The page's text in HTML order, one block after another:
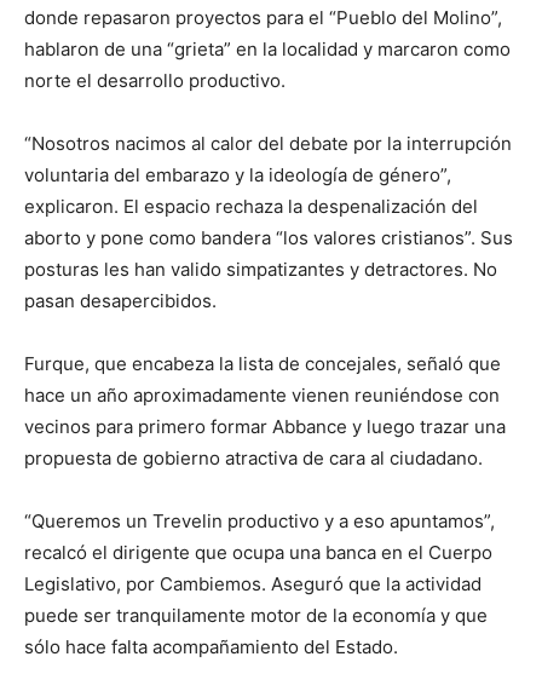
donde repasaron proyectos para el “Pueblo del Molino”,
hablaron de una “grieta” en la localidad y marcaron como
norte el desarrollo productivo.
“Nosotros nacimos al calor del debate por la interrupción
voluntaria del embarazo y la ideología de género”,
explicaron. El espacio rechaza la despenalización del
aborto y pone como bandera “los valores cristianos”. Sus
posturas les han valido simpatizantes y detractores. No
pasan desapercibidos.
Furque, que encabeza la lista de concejales, señaló que
hace un año aproximadamente vienen reuniéndose con
vecinos para primero formar Abbance y luego trazar una
propuesta de gobierno atractiva de cara al ciudadano.
“Queremos un Trevelin productivo y a eso apuntamos”,
recalcó el dirigente que ocupa una banca en el Cuerpo
Legislativo, por Cambiemos. Aseguró que la actividad
puede ser tranquilamente motor de la economía y que
sólo hace falta acompañamiento del Estado.